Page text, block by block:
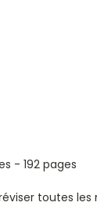
- 192 pages
toutes les